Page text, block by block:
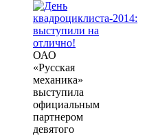
ОАО
«Русская
механика»
выступила
официальным
партнером
девятого